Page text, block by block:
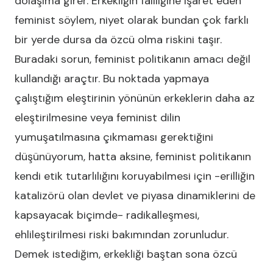
feminist söylem, niyet olarak bundan çok farklı
bir yerde dursa da özcü olma riskini taşır.
Buradaki sorun, feminist politikanın amacı değil
kullandığı araçtır. Bu noktada yapmaya
çalıştığım eleştirinin yönünün erkeklerin daha az
eleştirilmesine veya feminist dilin
yumuşatılmasına çıkmaması gerektiğini
düşünüyorum, hatta aksine, feminist politikanın
kendi etik tutarlılığını koruyabilmesi için -erilliğin
katalizörü olan devlet ve piyasa dinamiklerini de
kapsayacak biçimde- radikalleşmesi,
ehlileştirilmesi riski bakımından zorunludur.
Demek istediğim, erkekliği baştan sona özcü